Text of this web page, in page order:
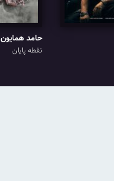
حامد همایون
نقطه پایان